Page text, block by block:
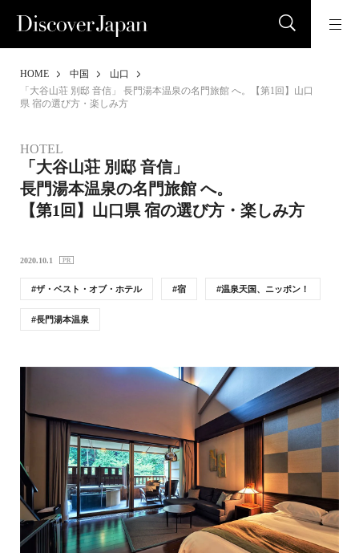
HOME 中国
山口
「大谷山荘 別邸 音信」 長門湯本温泉の名門旅館 へ。【第1回】山口
県 宿の選び方・楽しみ方
HOTEL
「大谷山荘 別邸 音信」
長門湯本温泉の名門旅館 へ。
【第1回】山口県 宿の選び方・楽しみ方
2020.10.1
ザ・ベスト・オブ・ホテル 宿 温泉天国、ニッポン！
長門湯本温泉